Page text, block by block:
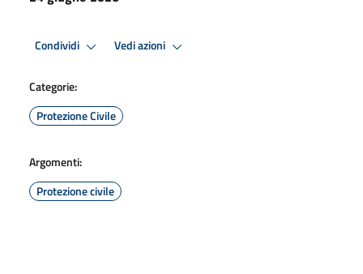
Condividi Vedi azioni
Categorie:
Protezione Civile
Argomenti:
Protezione civile